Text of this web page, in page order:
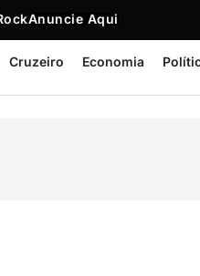
Anuncie Aqui
Cruzeiro Economia